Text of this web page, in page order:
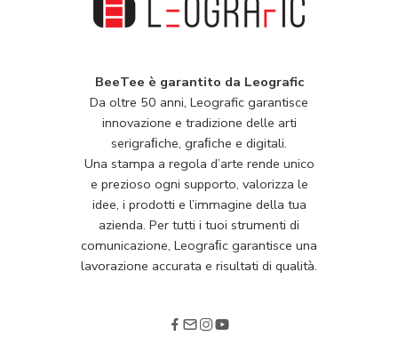
BeeTee è garantito da Leografic
Da oltre 50 anni, Leografic garantisce
innovazione e tradizione delle arti
serigraﬁche, graﬁche e digitali.
Una stampa a regola d’arte rende unico
e prezioso ogni supporto, valorizza le
idee, i prodotti e l’immagine della tua
azienda. Per tutti i tuoi strumenti di
comunicazione, Leograﬁc garantisce una
lavorazione accurata e risultati di qualità.